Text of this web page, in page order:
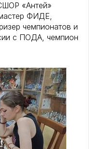
«Антей»
ФИДЕ,
чемпионатов и
с ПОДА, чемпион